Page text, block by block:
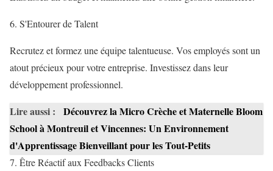
6. S'Entourer de Talent
Recrutez et formez une équipe talentueuse. Vos employés sont un
atout précieux pour votre entreprise. Investissez dans leur
développement professionnel.
Lire aussi :
Découvrez la Micro Crèche et Maternelle Bloom
School à Montreuil et Vincennes: Un Environnement
d'Apprentissage Bienveillant pour les Tout-Petits
7. Être Réactif aux Feedbacks Clients